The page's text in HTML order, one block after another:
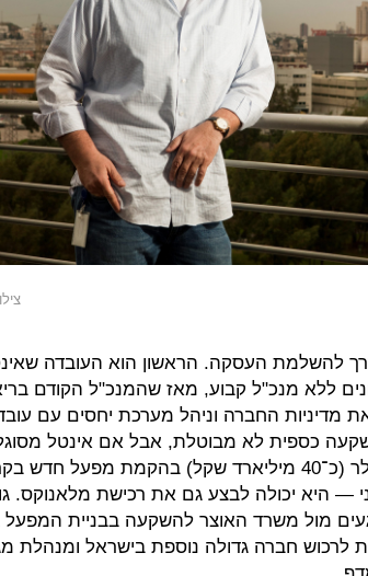
להשלמת העסקה. הראשון הוא העובדה
ללא מנכ"ל קבוע, מאז שהמנכ"ל הקודם
מדיניות החברה וניהל מערכת יחסים עם
כספית לא מבוטלת, אבל אם אינטל
השקעה של10 מיליארד דולר (כ־40 מיליארד שקל) בהקמת מפעל
— היא יכולה לבצע גם את רכישת מלאנוקס.
מול משרד האוצר להשקעה בבניית המפעל
לרכוש חברה גדולה נוספת בישראל ומנהלת